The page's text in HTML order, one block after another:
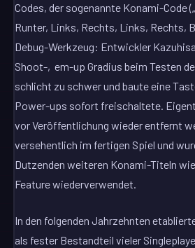
Codes, der sogenannte Konami-Code
Runter, Links, Rechts, Links, Rechts,
Debug-Werkzeug: Entwickler
Shoot-‚em-up Gradius beim Testen
schlicht zu schwer und baute eine
Power-ups sofort freischaltete.
vor Veröffentlichung wieder entfernt
versehentlich im fertigen Spiel und
Dutzenden weiteren Konami-Titeln
Feature wiederverwendet.
In den folgenden Jahrzehnten
als fester Bestandteil vieler